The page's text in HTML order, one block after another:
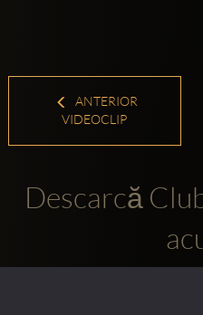
ANTERIOR
VIDEOCLIP
Descarcă